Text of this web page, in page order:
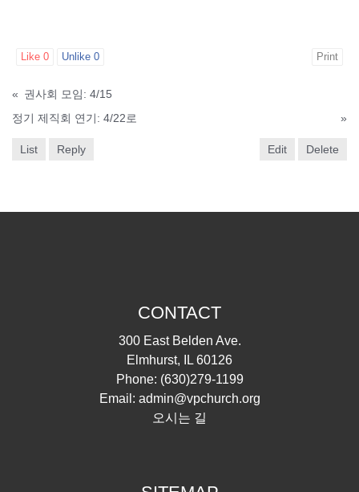
Like 0 Unlike 0 Print
« 권사회 모임: 4/15
정기 제직회 연기: 4/22로
»
List Reply Edit Delete
CONTACT
300 East Belden Ave.
Elmhurst, IL 60126
Phone: (630)279-1199
Email: admin@vpchurch.org
오시는 길